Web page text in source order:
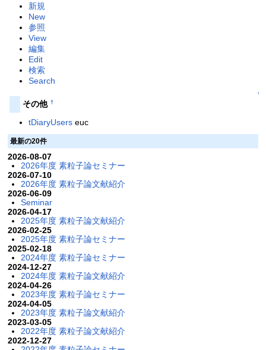
新規
New
参照
View
編集
Edit
検索
Search
↑
その他 †
tDiaryUsers euc
最新の20件
2026-08-07
2026年度 素粒子論セミナー
2026-07-10
2026年度 素粒子論文献紹介
2026-06-09
Seminar
2026-04-17
2025年度 素粒子論文献紹介
2026-02-25
2025年度 素粒子論セミナー
2025-02-18
2024年度 素粒子論セミナー
2024-12-27
2024年度 素粒子論文献紹介
2024-04-26
2023年度 素粒子論セミナー
2024-04-05
2023年度 素粒子論文献紹介
2023-03-05
2022年度 素粒子論文献紹介
2022-12-27